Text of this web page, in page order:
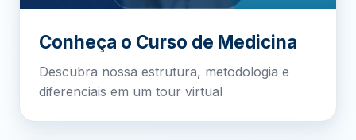
Conheça o Curso de Medicina
Descubra nossa estrutura, metodologia e
diferenciais em um tour virtual